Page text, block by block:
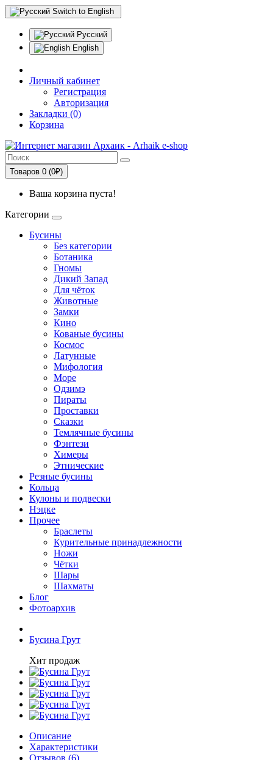
Switch to English
Русский
English
Личный кабинет
Регистрация
Авторизация
Закладки (0)
Корзина
Товаров 0 (0₽)
Ваша корзина пуста!
Категории
Бусины
Без категории
Ботаника
Гномы
Дикий Запад
Для чёток
Животные
Замки
Кино
Кованые бусины
Космос
Латунные
Мифология
Море
Одзимэ
Пираты
Проставки
Сказки
Темлячные бусины
Фэнтези
Химеры
Этнические
Резные бусины
Кольца
Кулоны и подвески
Нэцке
Прочее
Браслеты
Курительные принадлежности
Ножи
Чётки
Шары
Шахматы
Блог
Фотоархив
Бусина Грут
Хит продаж
Описание
Характеристики
Отзывов (6)